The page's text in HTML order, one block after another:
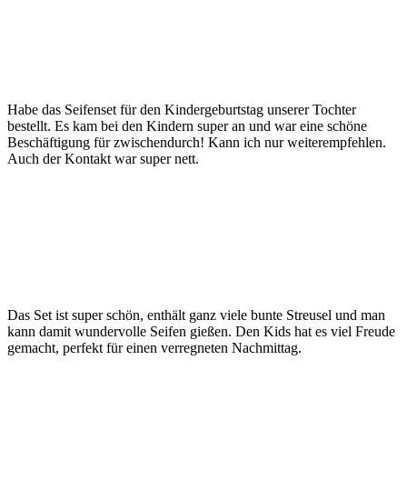
Habe das Seifenset für den Kindergeburtstag unserer Tochter
bestellt. Es kam bei den Kindern super an und war eine schöne
Beschäftigung für zwischendurch! Kann ich nur weiterempfehlen.
Auch der Kontakt war super nett.
Das Set ist super schön, enthält ganz viele bunte Streusel und man
kann damit wundervolle Seifen gießen. Den Kids hat es viel Freude
gemacht, perfekt für einen verregneten Nachmittag.